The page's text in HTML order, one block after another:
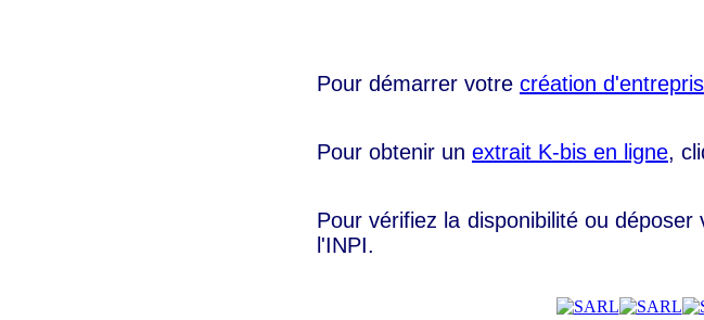
Pour démarrer votre création
Pour obtenir un extrait K-bis en ligne,
Pour vérifiez la disponibilité ou
l'INPI.